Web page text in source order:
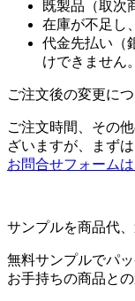
既製品（取次
在庫が不足し
代金先払い（
けできません。
ご注文後の変更に
ご注文時間、その
ざいますが、まず
お問合せフォーム
サンプルを商品代
無料サンプルでパ
お手持ちの商品と